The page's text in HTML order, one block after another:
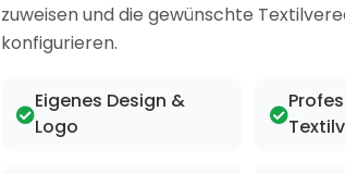
zuweisen und die gewünschte
konfigurieren.
Eigenes Design &
Logo